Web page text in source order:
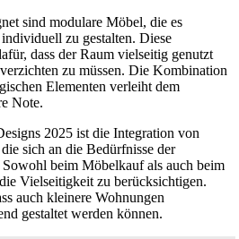
sind modulare Möbel, die es
zu gestalten. Diese
dass der Raum vielseitig genutzt
zu müssen. Die Kombination
Elementen verleiht dem
Note.
2025 ist die Integration von
sich an die Bedürfnisse der
Sowohl beim Möbelkauf als auch beim
Vielseitigkeit zu berücksichtigen.
auch kleinere Wohnungen
gestaltet werden können.